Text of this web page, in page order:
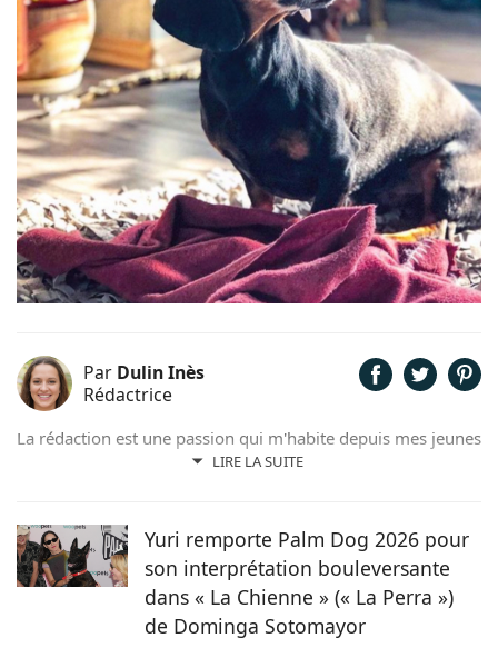
Par Dulin Inès
Rédactrice
LIRE LA SUITE
La rédaction est une passion qui m'habite depuis mes jeunes
années. Férue de poésie et de littérature, il m'arrivait de
rédaction web et ainsi faire de mon hobby, un métier !
Yuri remporte Palm Dog 2026 pour
son interprétation bouleversante
dans « La Chienne » (« La Perra »)
de Dominga Sotomayor